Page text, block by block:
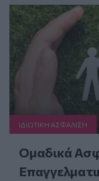
ΙΔΙΩΤΙΚΗ ΑΣΦAΛΙΣΗ
Ομαδικά